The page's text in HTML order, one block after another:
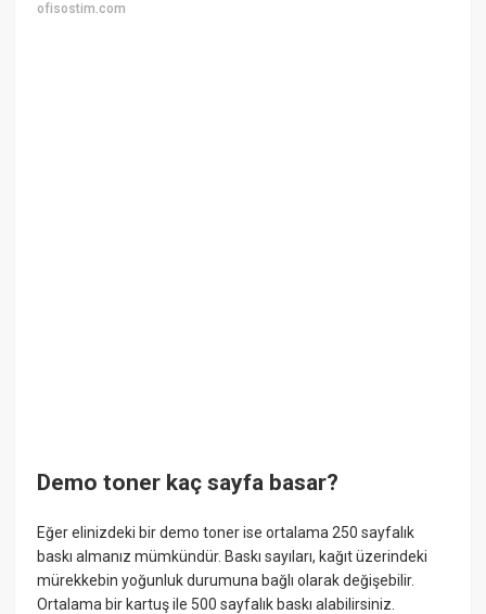
ofisostim.com
Demo toner kaç sayfa basar?
Eğer elinizdeki bir demo toner ise ortalama 250 sayfalık
baskı almanız mümkündür. Baskı sayıları, kağıt üzerindeki
mürekkebin yoğunluk durumuna bağlı olarak değişebilir.
Ortalama bir kartuş ile 500 sayfalık baskı alabilirsiniz.